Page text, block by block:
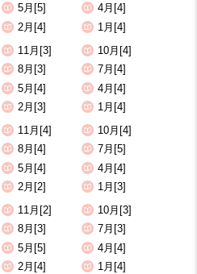
5月[5]
4月[4]
2月[4]
1月[4]
11月[3]
10月[4]
8月[3]
7月[4]
5月[4]
4月[4]
2月[3]
1月[4]
11月[4]
10月[4]
8月[4]
7月[5]
5月[4]
4月[4]
2月[2]
1月[3]
11月[2]
10月[3]
8月[3]
7月[3]
5月[5]
4月[4]
2月[4]
1月[4]